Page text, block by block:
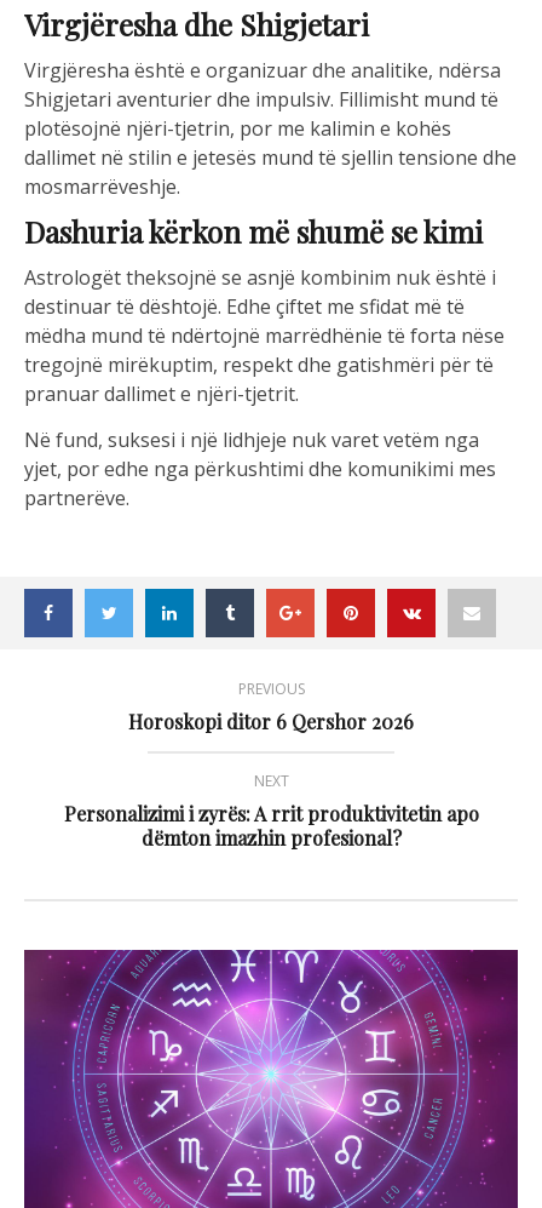
Virgjëresha dhe Shigjetari
Virgjëresha është e organizuar dhe analitike, ndërsa
Shigjetari aventurier dhe impulsiv. Fillimisht mund të
plotësojnë njëri-tjetrin, por me kalimin e kohës
dallimet në stilin e jetesës mund të sjellin tensione dhe
mosmarrëveshje.
Dashuria kërkon më shumë se kimi
Astrologët theksojnë se asnjë kombinim nuk është i
destinuar të dështojë. Edhe çiftet me sfidat më të
mëdha mund të ndërtojnë marrëdhënie të forta nëse
tregojnë mirëkuptim, respekt dhe gatishmëri për të
pranuar dallimet e njëri-tjetrit.
Në fund, suksesi i një lidhjeje nuk varet vetëm nga
yjet, por edhe nga përkushtimi dhe komunikimi mes
partnerëve.
PREVIOUS
Horoskopi ditor 6 Qershor 2026
NEXT
Personalizimi i zyrës: A rrit produktivitetin apo
dëmton imazhin profesional?